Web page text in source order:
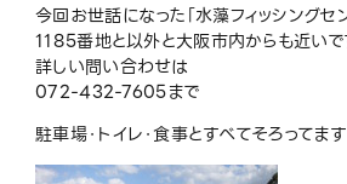
今回お世話になった「水藻フィッシングセ
1185番地と以外と大阪市内からも近いで
詳しい問い合わせは
072-432-7605まで
駐車場・トイレ・食事とすべてそろってます